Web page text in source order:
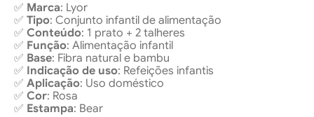
✅ Marca: Lyor
✅ Tipo: Conjunto infantil de alimentação
✅ Conteúdo: 1 prato + 2 talheres
✅ Função: Alimentação infantil
✅ Base: Fibra natural e bambu
✅ Indicação de uso: Refeições infantis
✅ Aplicação: Uso doméstico
✅ Cor: Rosa
✅ Estampa: Bear